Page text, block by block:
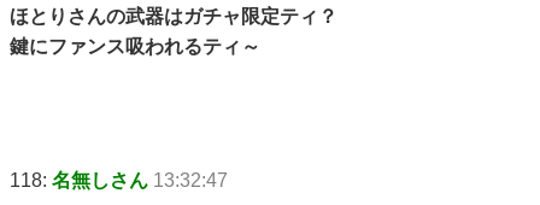
ほとりさんの武器はガチャ限定ティ？
鍵にファンス吸われるティ～
118: 名無しさん 13:32:47